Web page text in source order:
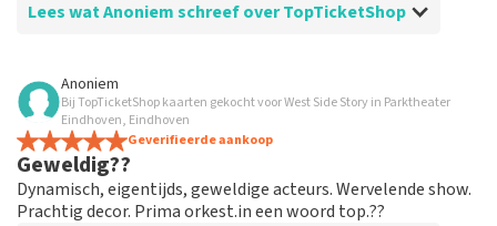
Lees wat Anoniem schreef over TopTicketShop
Beoordeling van Anoniem over
prima geregeld
weer een geweldige ervaring via Top TicketShop. alles
weer goed geregeld.
Anoniem
Bij TopTicketShop kaarten gekocht voor West Side Story in Parktheater
Eindhoven, Eindhoven
Geverifieerde aankoop
Geweldig??
Dynamisch, eigentijds, geweldige acteurs. Wervelende show.
Prachtig decor. Prima orkest.in een woord top.??